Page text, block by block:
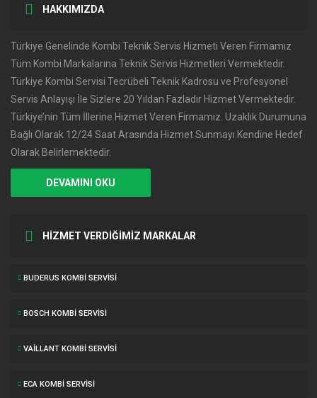
HAKKIMIZDA
Türkiye Genelinde Kombi Teknik Servis Hizmeti Veren Firmamız
Tüm Kombi Markalarına Teknik Servis Hizmetleri Vermektedir.
Türkiye Kombi Servisi Tecrübeli Teknik Kadrosu ve Profesyonel
Servis Anlayışı İle Sizlere 20 Yıldan Fazladır Hizmet Vermektedir.
Türkiye’nin Tüm İllerine Hizmet Veren Firmamız. Uzaklık Durumuna
Bağlı Olarak 12/24 Saat Arasında Hizmet Sunmayı Kendine Hedef
Olarak Belirlemektedir.
DEVAMINI OKU
HİZMET VERDİĞİMİZ MARKALAR
BUDERUS KOMBI SERVISI
BOSCH KOMBI SERVISI
VAILLANT KOMBI SERVISI
ECA KOMBI SERVISI